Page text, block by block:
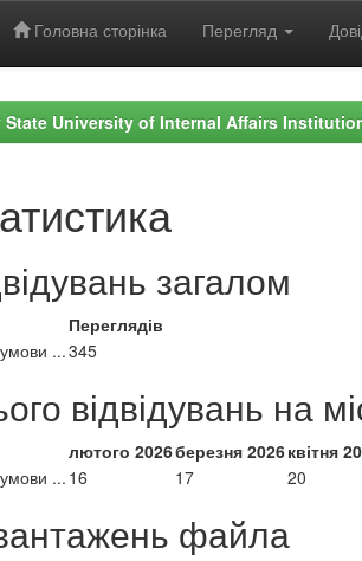
Головна сторінка Перегляд
State University of Internal Affairs
загалом
Переглядів
...345
відвідувань на
лютого 2026березня 2026квітня
... 16 17 20
файла